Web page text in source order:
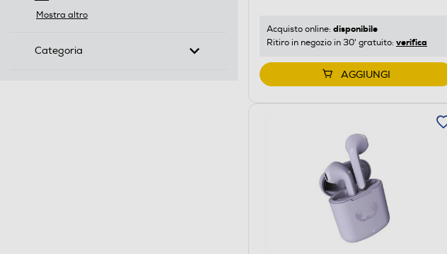
Filtra per Marca: AREA
Mostra altro
Categoria
Acquisto online: disponibile
Ritiro in negozio in 30' gratuito: verifica
AGGIUNGI